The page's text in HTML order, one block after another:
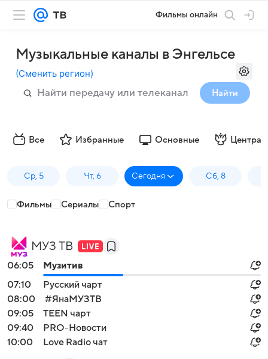
Фильмы онлайн
Музыкальные каналы в Энгельсе
(Сменить регион)
Найти
Все Избранные Основные
Ср, 5 Чт, 6 Сегодня Сб, 8
Фильмы Сериалы Спорт
МУЗ ТВ
06:05
Музитив
07:10
Русский чарт
08:00
#ЯнаМУЗТВ
09:05
TEEN чарт
09:40
PRO-Новости
10:00
Love Radio чат